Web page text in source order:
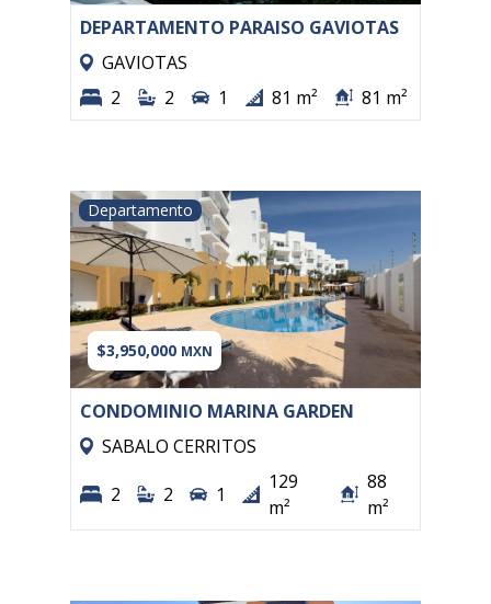
DEPARTAMENTO PARAISO GAVIOTAS
GAVIOTAS
2
2 1 81 m² 81 m²
Departamento
$3,950,000 MXN
CONDOMINIO MARINA GARDEN
SABALO CERRITOS
2
2 1
129
m²
88
m²